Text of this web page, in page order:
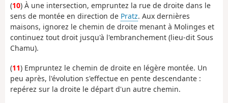
(10) À une intersection, empruntez la rue de droite dans le
sens de montée en direction de Pratz. Aux dernières
maisons, ignorez le chemin de droite menant à Molinges et
continuez tout droit jusqu'à l'embranchement (lieu-dit Sous
Chamu).
(11) Empruntez le chemin de droite en légère montée. Un
peu après, l'évolution s'effectue en pente descendante :
repérez sur la droite le départ d'un autre chemin.